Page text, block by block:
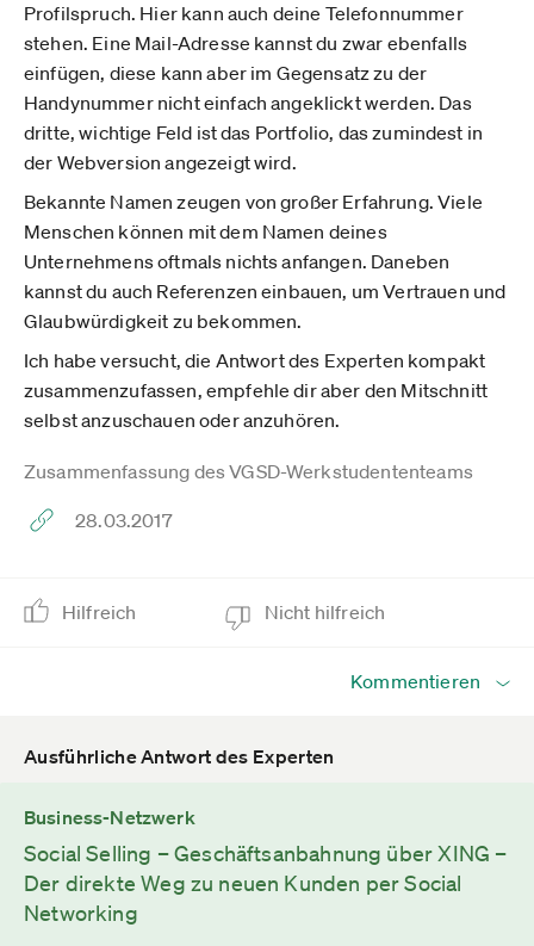
Profilspruch. Hier kann auch deine Telefonnummer
stehen. Eine Mail-Adresse kannst du zwar ebenfalls
einfügen, diese kann aber im Gegensatz zu der
Handynummer nicht einfach angeklickt werden. Das
dritte, wichtige Feld ist das Portfolio, das zumindest in
der Webversion angezeigt wird.
Bekannte Namen zeugen von großer Erfahrung. Viele
Menschen können mit dem Namen deines
Unternehmens oftmals nichts anfangen. Daneben
kannst du auch Referenzen einbauen, um Vertrauen und
Glaubwürdigkeit zu bekommen.
Ich habe versucht, die Antwort des Experten kompakt
zusammenzufassen, empfehle dir aber den Mitschnitt
selbst anzuschauen oder anzuhören.
Zusammenfassung des VGSD-Werkstudententeams
28.03.2017
Hilfreich Nicht hilfreich
Kommentieren
Ausführliche Antwort des Experten
Business-Netzwerk
Social Selling – Geschäftsanbahnung über XING –
Der direkte Weg zu neuen Kunden per Social
Networking